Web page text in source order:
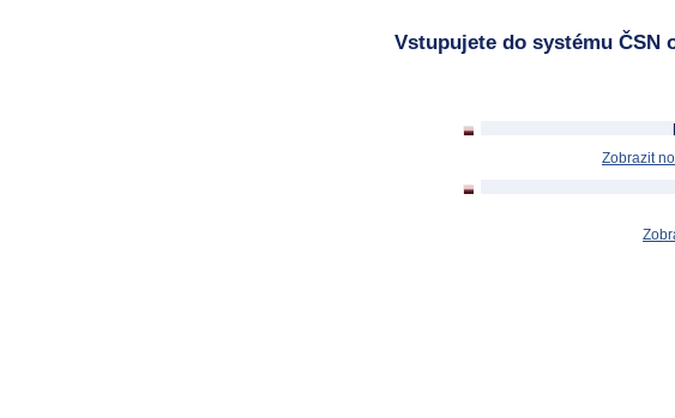
Vstupujete do systému ČSN
Zobrazit